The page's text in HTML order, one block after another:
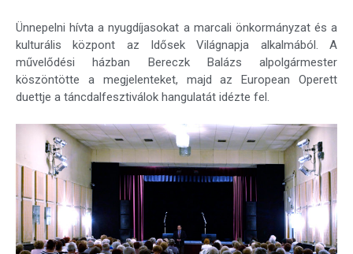
Ünnepelni hívta a nyugdíjasokat a marcali önkormányzat és a
kulturális központ az Idősek Világnapja alkalmából. A
művelődési házban Bereczk Balázs alpolgármester
köszöntötte a megjelenteket, majd az European Operett
duettje a táncdalfesztiválok hangulatát idézte fel.